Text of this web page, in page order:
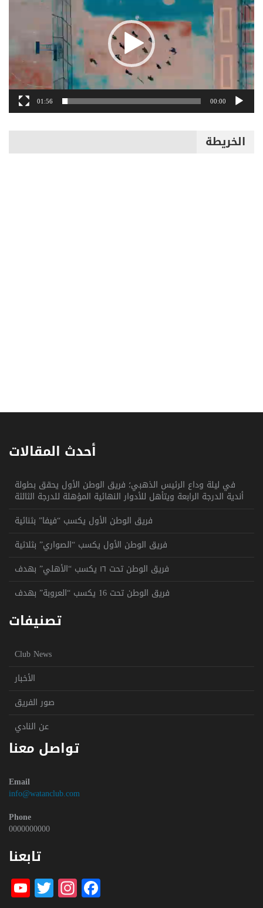
00:00
01:56
الخريطة
أحدث المقالات
في ليلة وداع الرئيس الذهبي؛ فريق الوطن الأول يحقق بطولة
أندية الدرجة الرابعة ويتأهل للأدوار النهائية المؤهلة للدرجة الثالثة
فريق الوطن الأول يكسب “فيفا” بثنائية
فريق الوطن الأول يكسب “الصواري” بثلاثية
فريق الوطن تحت ١٦ يكسب “الأهلي” بهدف
فريق الوطن تحت 16 يكسب “العروبة” بهدف
تصنيفات
Club News
الأخبار
صور الفريق
عن النادي
تواصل معنا
Email
info@watanclub.com
Phone
0000000000
تابعنا
Facebook